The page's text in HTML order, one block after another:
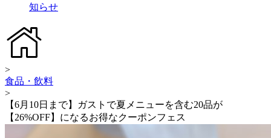
知らせ
>
食品・飲料
>
【6月10日まで】ガストで夏メニューを含む20品が
【26%OFF】になるお得なクーポンフェス